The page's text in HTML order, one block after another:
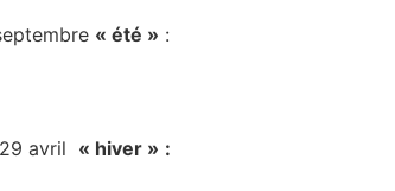
« été » :
avril « hiver » :